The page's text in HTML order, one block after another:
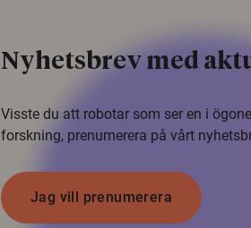
Nyhetsbrev med
Visste du att robotar som ser en i
forskning, prenumerera på vårt
Jag vill prenumerera